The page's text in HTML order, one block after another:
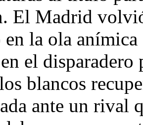
El Madrid
en la ola
el
blancos
ante un rival